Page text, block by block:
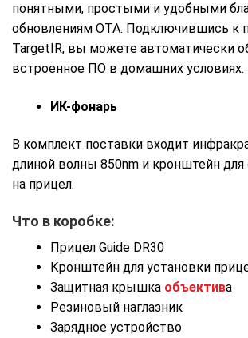
понятными, простыми и удобными
обновлениям OTA. Подключившись к
TargetIR, вы можете автоматически
встроенное ПО в домашних условиях.
ИК-фонарь
В комплект поставки входит
длиной волны 850nm и кронштейн для
на прицел.
Что в коробке:
Прицел Guide DR30
Кронштейн для установки
Защитная крышка объектива
Резиновый наглазник
Зарядное устройство